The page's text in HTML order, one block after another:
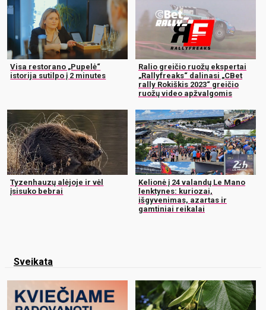
Visa restorano „Pupelė“
istorija sutilpo į 2 minutes
Ralio greičio ruožų ekspertai
„Rallyfreaks“ dalinasi „CBet
rally Rokiškis 2023“ greičio
ruožų video apžvalgomis
Tyzenhauzų alėjoje ir vėl
įsisuko bebrai
Kelionė į 24 valandų Le Mano
lenktynes: kuriozai,
išgyvenimas, azartas ir
gamtiniai reikalai
Sveikata